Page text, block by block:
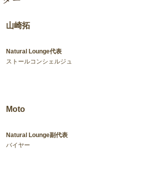
山崎拓
Natural Lounge代表
ストールコンシェルジュ
Moto
Natural Lounge副代表
バイヤー